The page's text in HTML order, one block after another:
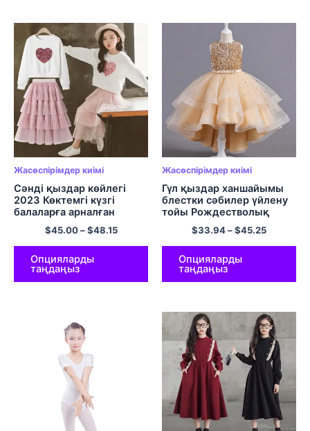
Жасөспірімдер киімі
Сәнді қыздар көйлегі
2023 Көктемгі күзгі
балаларға арналған
жемпір көйлек 2 дана
кездейсоқ балалар ұзын
жеңді көйлектер
жасөспірімдерге
арналған 8 10 12 Жыл
$45.00–$48.15
Опцияларды
таңдаңыз
Жасөспірімдер киімі
Гүл қыздар ханшайымы
блестки сәбилер үйлену
тойы Рождестволық
кешке арналған көйлек
Жасөспірім балаларға
арналған 3-15 жас
аралығындағы талғампаз
вестидолар
$33.94–$45.25
Опцияларды
таңдаңыз